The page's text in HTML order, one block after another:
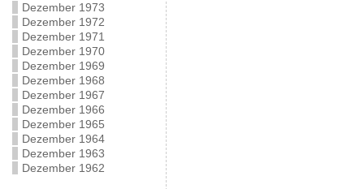
Dezember 1973
Dezember 1972
Dezember 1971
Dezember 1970
Dezember 1969
Dezember 1968
Dezember 1967
Dezember 1966
Dezember 1965
Dezember 1964
Dezember 1963
Dezember 1962